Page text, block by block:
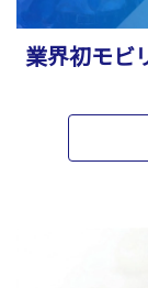
業界初モビ